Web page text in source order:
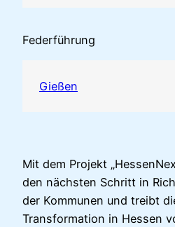
Federführung
Gießen
Mit dem Projekt
den nächsten Schritt in
der Kommunen und treibt
Transformation in Hessen